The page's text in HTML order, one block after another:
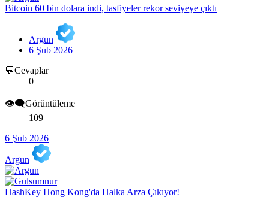
Bitcoin 60 bin dolara indi, tasfiyeler rekor seviyeye çıktı
Argun
6 Şub 2026
💬Cevaplar
0
👁️‍🗨️Görüntüleme
109
6 Şub 2026
Argun
HashKey Hong Kong'da Halka Arza Çıkıyor!